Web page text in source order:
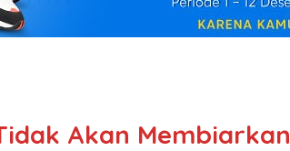
Akan Membiarkan